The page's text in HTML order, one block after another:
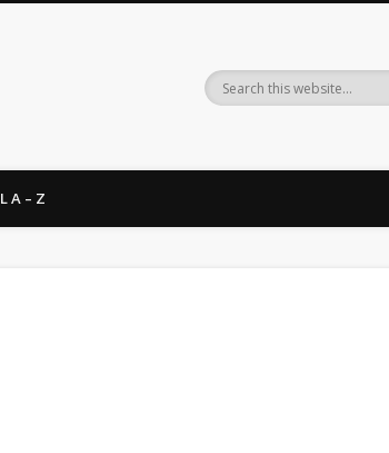
A – Z